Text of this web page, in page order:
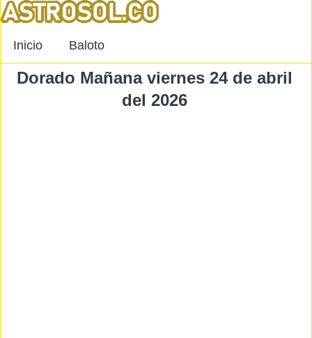
Inicio Baloto
Dorado Mañana viernes 24 de abril
del 2026